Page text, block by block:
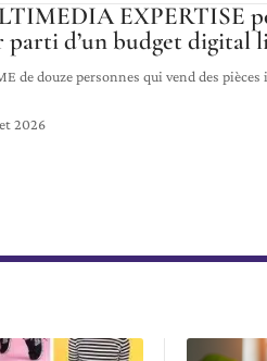
EXPERTISE
d’un budget digital
de douze personnes qui vend des
2026